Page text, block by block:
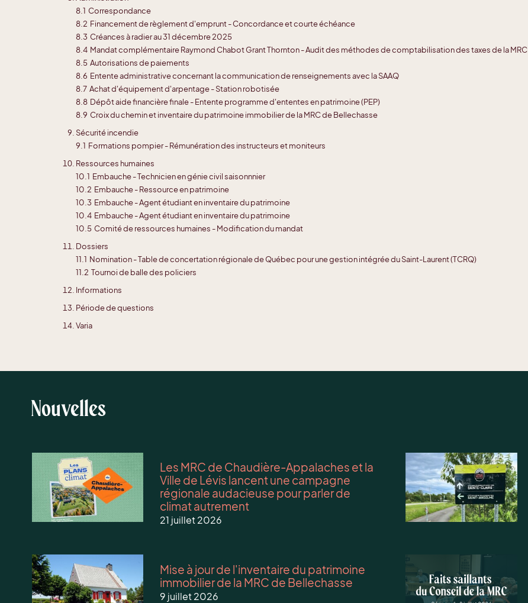
8.1 Correspondance
8.2 Financement de règlement d'emprunt - Concordance et courte échéance
8.3 Créances à radier au 31 décembre 2025
8.4 Mandat complémentaire Raymond Chabot Grant Thornton - Audit des méthodes de comptabilisation des taxes de la MRC
8.5 Autorisations de paiements
8.6 Entente administrative concernant la communication de renseignements avec la SAAQ
8.7 Achat d'équipement d'arpentage - Station robotisée
8.8 Dépôt aide financière finale - Entente programme d'ententes en patrimoine (PEP)
8.9 Croix du chemin et inventaire du patrimoine immobilier de la MRC de Bellechasse
Sécurité incendie
9.1 Formations pompier - Rémunération des instructeurs et moniteurs
Ressources humaines
10.1 Embauche - Technicien en génie civil saisonnnier
10.2 Embauche - Ressource en patrimoine
10.3 Embauche - Agent étudiant en inventaire du patrimoine
10.4 Embauche - Agent étudiant en inventaire du patrimoine
10.5 Comité de ressources humaines - Modification du mandat
Dossiers
11.1 Nomination - Table de concertation régionale de Québec pour une gestion intégrée du Saint-Laurent (TCRQ)
11.2 Tournoi de balle des policiers
Informations
Période de questions
Varia
Nouvelles
Les MRC de Chaudière-Appalaches et la
Ville de Lévis lancent une campagne
régionale audacieuse pour parler de
climat autrement
21 juillet 2026
Mise à jour de l'inventaire du patrimoine
immobilier de la MRC de Bellechasse
9 juillet 2026